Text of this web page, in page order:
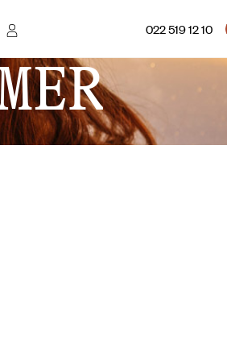
022 519 12 10